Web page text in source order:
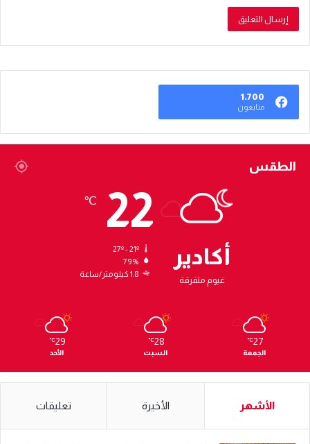
1٬700
متابعون
الطقس
أكادير
غيوم متفرقة
22
℃
79%
1.8 كيلومتر/ساعة
27
℃
الجمعة
28
℃
السبت
29
℃
الأحد
الأشهر الأخيرة تعليقات